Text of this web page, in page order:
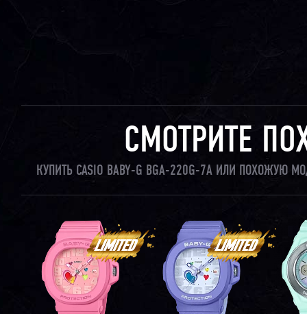
СМОТРИТЕ
КУПИТЬ CASIO BABY-G BGA-220G-7A ИЛИ ПОХОЖУЮ